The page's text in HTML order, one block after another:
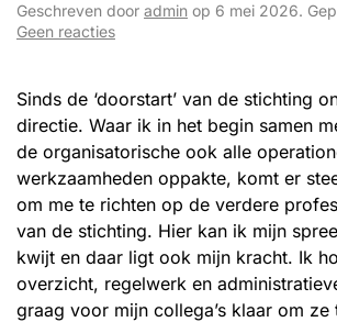
Geschreven door admin op 6 mei 2026.
Geen reactiesop
Sinds de ‘doorstart’ van de stichting
directie. Waar ik in het begin samen
de organisatorische ook alle
werkzaamheden oppakte, komt er
om me te richten op de verdere
van de stichting. Hier kan ik mijn
kwijt en daar ligt ook mijn kracht. Ik
overzicht, regelwerk en
graag voor mijn collega’s klaar om ze